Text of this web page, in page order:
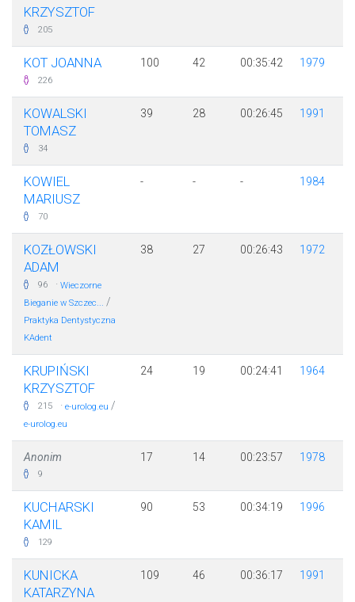
KRZYSZTOF
205
KOT JOANNA
226
100 42 00:35:42 1979
KOWALSKI
TOMASZ
34
39 28 00:26:45 1991
KOWIEL
MARIUSZ
70
- - - 1984
KOZŁOWSKI
ADAM
96 · Wieczorne
Bieganie w Szczec... /
Praktyka Dentystyczna
KAdent
38 27 00:26:43 1972
KRUPIŃSKI
KRZYSZTOF
215 · e-urolog.eu /
e-urolog.eu
24 19 00:24:41 1964
Anonim
9
17 14 00:23:57 1978
KUCHARSKI
KAMIL
129
90 53 00:34:19 1996
KUNICKA
KATARZYNA
109 46 00:36:17 1991